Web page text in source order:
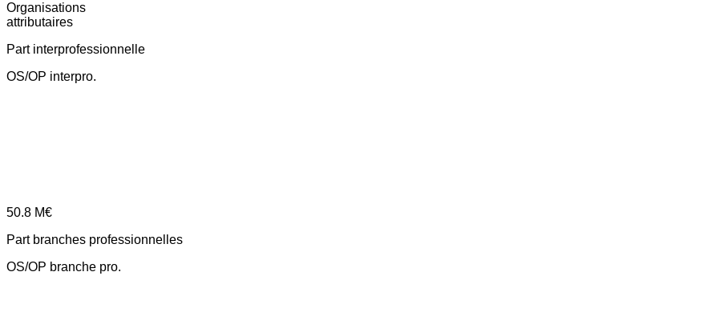
Organisations
attributaires
Part interprofessionnelle
OS/OP interpro.
50.8 M€
Part branches professionnelles
OS/OP branche pro.